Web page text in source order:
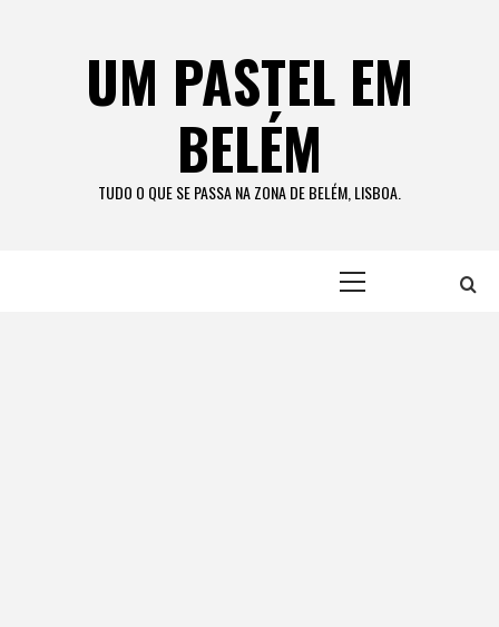
UM PASTEL EM
BELÉM
TUDO O QUE SE PASSA NA ZONA DE BELÉM, LISBOA.